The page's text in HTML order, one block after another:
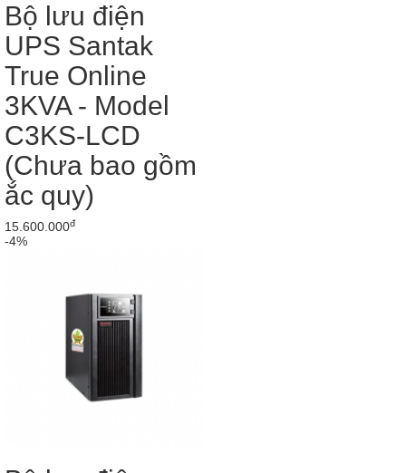
Bộ lưu điện
UPS Santak
True Online
3KVA - Model
C3KS-LCD
(Chưa bao gồm
ắc quy)
15.600.000đ
-4%